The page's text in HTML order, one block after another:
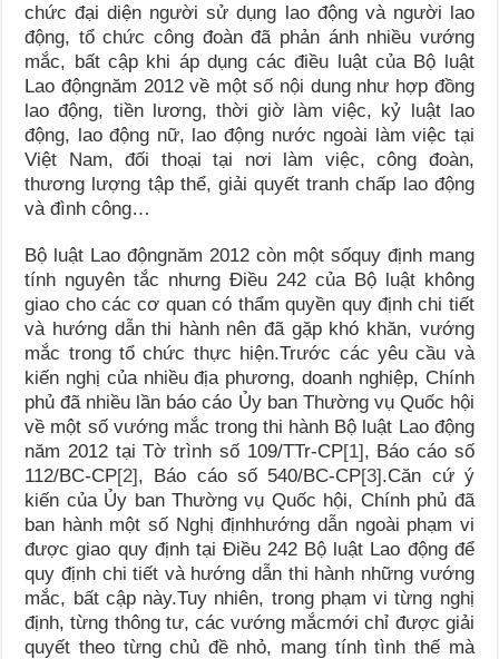
chức đại diện người sử dụng lao động và người lao
động, tổ chức công đoàn đã phản ánh nhiều vướng
mắc, bất cập khi áp dụng các điều luật của Bộ luật
Lao độngnăm 2012 về một số nội dung như hợp đồng
lao động, tiền lương, thời giờ làm việc, kỷ luật lao
động, lao động nữ, lao động nước ngoài làm việc tại
Việt Nam, đối thoại tại nơi làm việc, công đoàn,
thương lượng tập thể, giải quyết tranh chấp lao động
và đình công…
Bộ luật Lao độngnăm 2012 còn một sốquy định mang
tính nguyên tắc nhưng Điều 242 của Bộ luật không
giao cho các cơ quan có thẩm quyền quy định chi tiết
và hướng dẫn thi hành nên đã gặp khó khăn, vướng
mắc trong tổ chức thực hiện.Trước các yêu cầu và
kiến nghị của nhiều địa phương, doanh nghiệp, Chính
phủ đã nhiều lần báo cáo Ủy ban Thường vụ Quốc hội
về một số vướng mắc trong thi hành Bộ luật Lao động
năm 2012 tại Tờ trình số 109/TTr-CP[1], Báo cáo số
112/BC-CP[2], Báo cáo số 540/BC-CP[3].Căn cứ ý
kiến của Ủy ban Thường vụ Quốc hội, Chính phủ đã
ban hành một số Nghị địnhhướng dẫn ngoài phạm vi
được giao quy định tại Điều 242 Bộ luật Lao động để
quy định chi tiết và hướng dẫn thi hành những vướng
mắc, bất cập này.Tuy nhiên, trong phạm vi từng nghị
định, từng thông tư, các vướng mắcmới chỉ được giải
quyết theo từng chủ đề nhỏ, mang tính tình thế mà